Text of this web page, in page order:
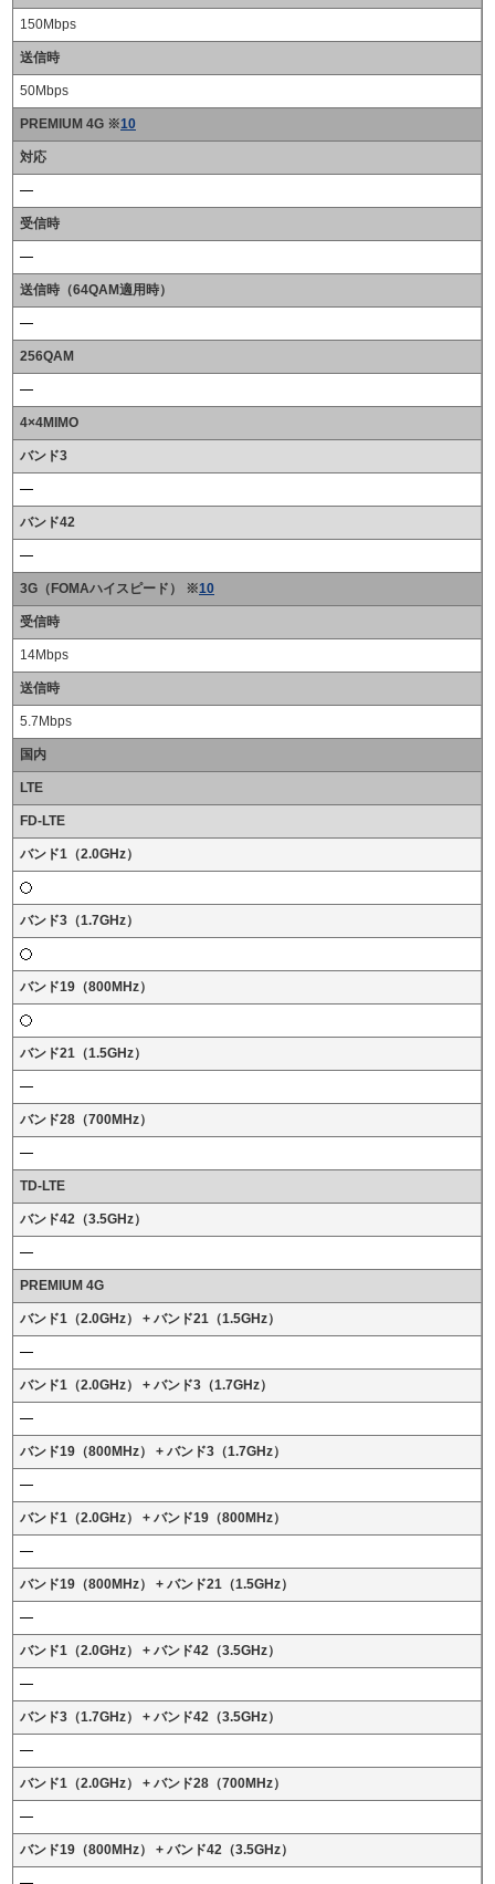
150Mbps
送信時
50Mbps
PREMIUM 4G ※10
対応
受信時
送信時（64QAM適用時）
256QAM
4×4MIMO
バンド3
バンド42
3G（FOMAハイスピード） ※10
受信時
14Mbps
送信時
5.7Mbps
国内
LTE
FD-LTE
バンド1（2.0GHz）
バンド3（1.7GHz）
バンド19（800MHz）
バンド21（1.5GHz）
バンド28（700MHz）
TD-LTE
バンド42（3.5GHz）
PREMIUM 4G
バンド1（2.0GHz） + バンド21（1.5GHz）
バンド1（2.0GHz） + バンド3（1.7GHz）
バンド19（800MHz） + バンド3（1.7GHz）
バンド1（2.0GHz） + バンド19（800MHz）
バンド19（800MHz） + バンド21（1.5GHz）
バンド1（2.0GHz） + バンド42（3.5GHz）
バンド3（1.7GHz） + バンド42（3.5GHz）
バンド1（2.0GHz） + バンド28（700MHz）
バンド19（800MHz） + バンド42（3.5GHz）